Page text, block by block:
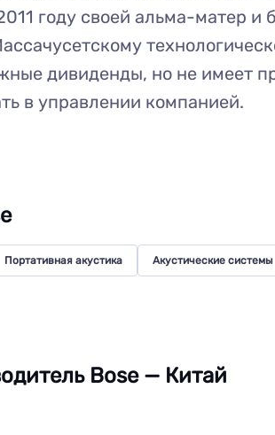
году своей альма-матер и
дивиденды, но не имеет
в управлении компанией.
Портативная акустика Акустические системы
Bose — Китай